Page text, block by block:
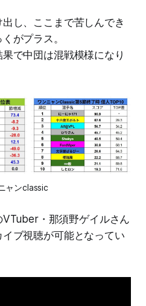
し、ここまで苦しんでき
がプラス。
で中団は混戦模様になり
ャンclassic
・那須野ゲイルさん
ブ視聴が可能となってい